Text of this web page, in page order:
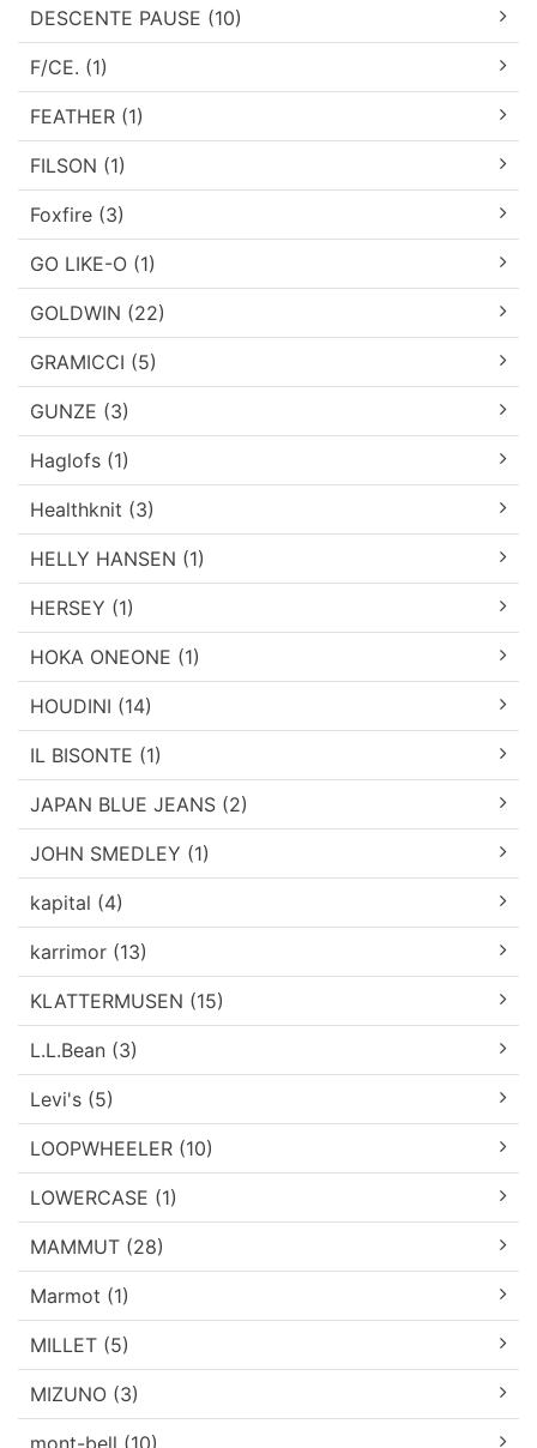
DESCENTE PAUSE (10)
F/CE. (1)
FEATHER (1)
FILSON (1)
Foxfire (3)
GO LIKE-O (1)
GOLDWIN (22)
GRAMICCI (5)
GUNZE (3)
Haglofs (1)
Healthknit (3)
HELLY HANSEN (1)
HERSEY (1)
HOKA ONEONE (1)
HOUDINI (14)
IL BISONTE (1)
JAPAN BLUE JEANS (2)
JOHN SMEDLEY (1)
kapital (4)
karrimor (13)
KLATTERMUSEN (15)
L.L.Bean (3)
Levi's (5)
LOOPWHEELER (10)
LOWERCASE (1)
MAMMUT (28)
Marmot (1)
MILLET (5)
MIZUNO (3)
mont-bell (10)